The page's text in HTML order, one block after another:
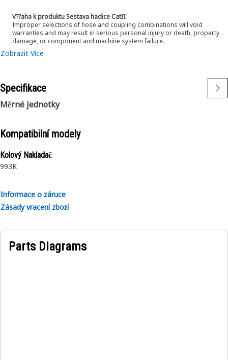
v omezených prostorách a významně snižují požadavky na
délku hadice. Tyto vlastnosti usnadňují instalaci a zajišťují
dlouhou životnost a vynikající spolehlivost.
V??aha k produktu Sestava hadice CatΠ
Improper selections of hose and coupling combinations will void
warranties and may result in serious personal injury or death, property
damage, or component and machine system failure.
Zobrazit Více
Specifikace
Měrné jednotky
Kompatibilní modely
Kolový Nakladač
993K
Informace o záruce
Zásady vracení zboží
Parts Diagrams